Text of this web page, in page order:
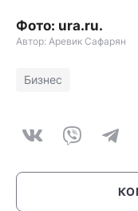
Фото: ura.ru.
Автор: Аревик Сафарян
Бизнес